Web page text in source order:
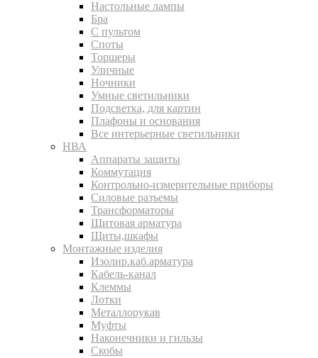
Настольные лампы
Бра
С пультом
Споты
Торшеры
Уличные
Ночники
Умные светильники
Подсветка, для картин
Плафоны и основания
Все интерьерные светильники
НВА
Аппараты защиты
Коммутация
Контрольно-измерительные приборы
Силовые разъемы
Трансформаторы
Щитовая арматура
Щиты,шкафы
Монтажные изделия
Изолир.каб.арматура
Кабель-канал
Клеммы
Лотки
Металлорукав
Муфты
Наконечники и гильзы
Скобы